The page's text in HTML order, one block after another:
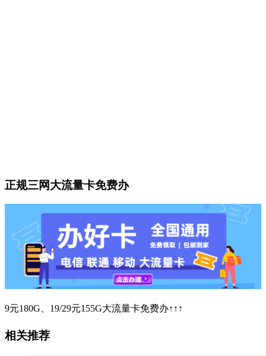
正规三网大流量卡免费办
9元180G、19/29元155G大流量卡免费办↑↑↑
相关推荐